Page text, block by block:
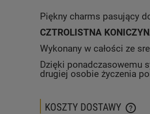
Piękny charms pasujący
CZTROLISTNA
Wykonany w całości ze
Dzięki ponadczasowemu
drugiej osobie życzenia
KOSZTY DOSTAWY